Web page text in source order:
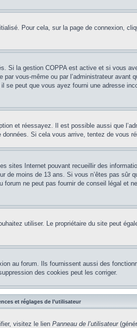
Pour cela, sur la page de connexion,
Si la gestion COPPA est active et si vous
vous-même ou par l’administrateur
peut que vous ayez fourni une adresse
et réessayez. Il est possible aussi que
Si cela vous arrive, tentez de vous
sites Internet pouvant recueillir des
de moins de 13 ans. Si vous n’êtes pas
ne peut pas fournir de conseil légal et
utiliser. Le propriétaire du site peut
au forum. Ils fournissent aussi des
des cookies peut les corriger.
et réglages de l’utilisateur
visitez le lien Panneau de l’utilisateur